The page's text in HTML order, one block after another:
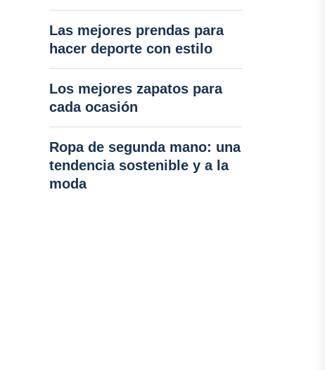
Las mejores prendas para
hacer deporte con estilo
Los mejores zapatos para
cada ocasión
Ropa de segunda mano: una
tendencia sostenible y a la
moda